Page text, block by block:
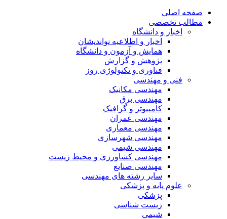
صفحه اصلی
مطالب تخصصی
اخبار و دانشگاه
اخبار و اطلاعیه نواندیشان
همایش و آزمون و دانشگاه
پژوهش و گزارش
فناوری و تکنولوژی روز
فنی و مهندسی
مهندسی مکانیک
مهندسی برق
کامپیوتر و گرافیک
مهندسی عمران
مهندسی معماری
مهندسی شهرسازی
مهندسی شیمی
مهندسی کشاورزی و محیط زیست
مهندسی صنایع
سایر رشته های مهندسی
علوم پایه و پزشکی
پزشکی
زیست شناسی
شیمی